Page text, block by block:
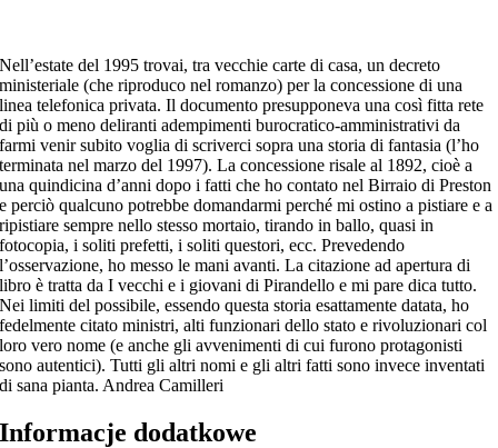
Nell’estate del 1995 trovai, tra vecchie carte di casa, un decreto
ministeriale (che riproduco nel romanzo) per la concessione di una
linea telefonica privata. Il documento presupponeva una così fitta rete
di più o meno deliranti adempimenti burocratico-amministrativi da
farmi venir subito voglia di scriverci sopra una storia di fantasia (l’ho
terminata nel marzo del 1997). La concessione risale al 1892, cioè a
una quindicina d’anni dopo i fatti che ho contato nel Birraio di Preston
e perciò qualcuno potrebbe domandarmi perché mi ostino a pistiare e a
ripistiare sempre nello stesso mortaio, tirando in ballo, quasi in
fotocopia, i soliti prefetti, i soliti questori, ecc. Prevedendo
l’osservazione, ho messo le mani avanti. La citazione ad apertura di
libro è tratta da I vecchi e i giovani di Pirandello e mi pare dica tutto.
Nei limiti del possibile, essendo questa storia esattamente datata, ho
fedelmente citato ministri, alti funzionari dello stato e rivoluzionari col
loro vero nome (e anche gli avvenimenti di cui furono protagonisti
sono autentici). Tutti gli altri nomi e gli altri fatti sono invece inventati
di sana pianta. Andrea Camilleri
Informacje dodatkowe